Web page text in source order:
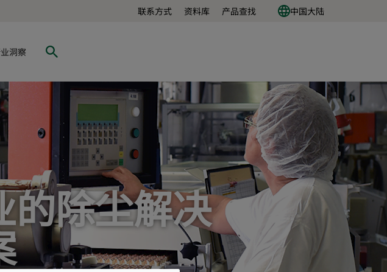
联系方式 资料库 产品查找 中国大陆
洞察
的除尘解决